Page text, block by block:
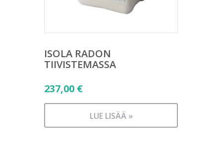
ISOLA RADON
TIIVISTEMASSA
237,00 €
LUE LISÄÄ »